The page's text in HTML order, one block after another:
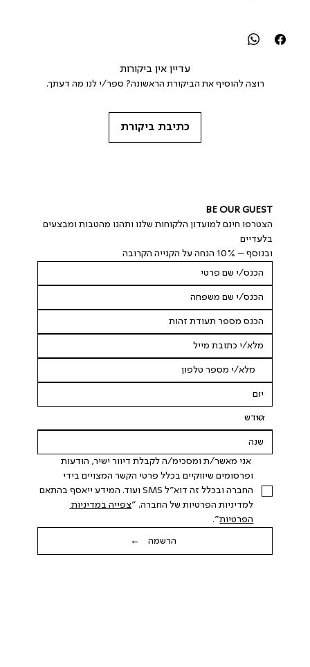
עדיין אין ביקורות
רוצה להוסיף את הביקורת הראשונה? ספר/י לנו מה דעתך.
כתיבת ביקורת
BE OUR GUEST
הצטרפו חינם למועדון הלקוחות שלנו ותהנו מהטבות ומבצעים
בלעדיים
ובנוסף – 10% הנחה על הקנייה הקרובה
אני מאשר/ת ומסכימ/ה לקבלת דיוור ישיר, הודעות
החברה ובכלל זה דוא"ל SMS ועוד. המידע ייאסף בהתאם
למדיניות הפרטיות של החברה. "
צפייה במדיניות
הפרטיות".
הרשמה ←